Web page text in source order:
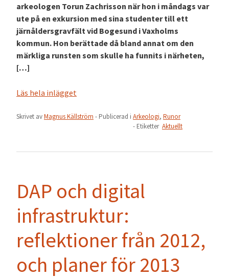
arkeologen Torun Zachrisson när hon i måndags var
ute på en exkursion med sina studenter till ett
järnåldersgravfält vid Bogesund i Vaxholms
kommun. Hon berättade då bland annat om den
märkliga runsten som skulle ha funnits i närheten,
[…]
Läs hela inlägget
Skrivet avMagnus Källström - Publicerad i Arkeologi, Runor
- Etiketter Aktuellt
DAP och digital
infrastruktur:
reflektioner från 2012,
och planer för 2013